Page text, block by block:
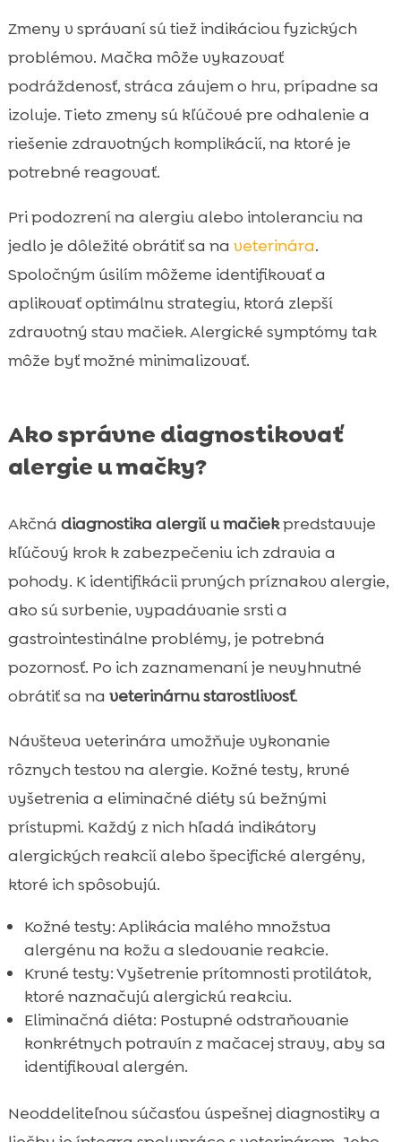
Zmeny v správaní sú tiež indikáciou fyzických
problémov. Mačka môže vykazovať
podráždenosť, stráca záujem o hru, prípadne sa
izoluje. Tieto zmeny sú kľúčové pre odhalenie a
riešenie zdravotných komplikácií, na ktoré je
potrebné reagovať.
Pri podozrení na alergiu alebo intoleranciu na
jedlo je dôležité obrátiť sa na veterinára.
Spoločným úsilím môžeme identifikovať a
aplikovať optimálnu strategiu, ktorá zlepší
zdravotný stav mačiek. Alergické symptómy tak
môže byť možné minimalizovať.
Ako správne diagnostikovať
alergie u mačky?
Akčná diagnostika alergií u mačiekpredstavuje
kľúčový krok k zabezpečeniu ich zdravia a
pohody. K identifikácii prvných príznakov alergie,
ako sú svrbenie, vypadávanie srsti a
gastrointestinálne problémy, je potrebná
pozornosť. Po ich zaznamenaní je nevyhnutné
obrátiť sa na veterinárnu starostlivosť.
Návšteva veterinára umožňuje vykonanie
rôznych testov na alergie. Kožné testy, krvné
vyšetrenia a eliminačné diéty sú bežnými
prístupmi. Každý z nich hľadá indikátory
alergických reakcií alebo špecifické alergény,
ktoré ich spôsobujú.
Kožné testy: Aplikácia malého množstva
alergénu na kožu a sledovanie reakcie.
Krvné testy: Vyšetrenie prítomnosti protilátok,
ktoré naznačujú alergickú reakciu.
Eliminačná diéta: Postupné odstraňovanie
konkrétnych potravín z mačacej stravy, aby sa
identifikoval alergén.
Neoddeliteľnou súčasťou úspešnej diagnostiky a